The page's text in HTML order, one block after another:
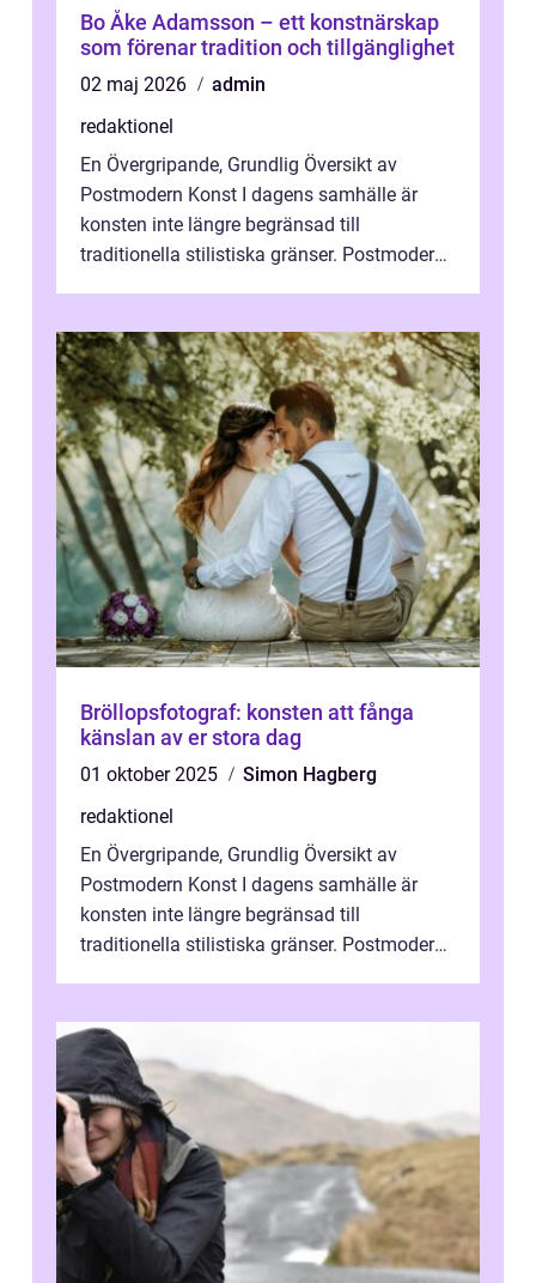
Bo Åke Adamsson – ett konstnärskap
som förenar tradition och tillgänglighet
02 maj 2026
admin
redaktionel
En Övergripande, Grundlig Översikt av
Postmodern Konst I dagens samhälle är
konsten inte längre begränsad till
traditionella stilistiska gränser. Postmodern
Bröllopsfotograf: konsten att fånga
känslan av er stora dag
01 oktober 2025
Simon Hagberg
redaktionel
En Övergripande, Grundlig Översikt av
Postmodern Konst I dagens samhälle är
konsten inte längre begränsad till
traditionella stilistiska gränser. Postmodern